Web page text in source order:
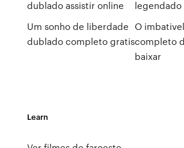
dublado assistir online
Um sonho de liberdade
dublado completo gratis
legendado
O
completo
baixar
Learn